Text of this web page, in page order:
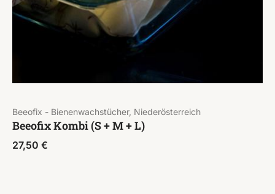
Beeofix - Bienenwachstücher, Niederösterreich
Beeofix Kombi (S + M + L)
27,50 €